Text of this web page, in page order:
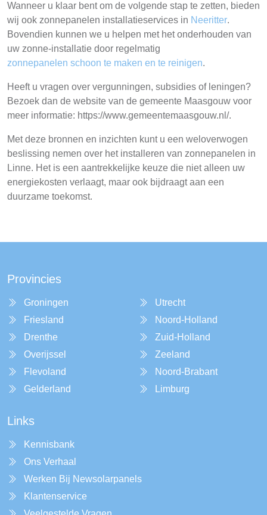
Wanneer u klaar bent om de volgende stap te zetten, bieden
wij ook zonnepanelen installatieservices in Neeritter.
Bovendien kunnen we u helpen met het onderhouden van
uw zonne-installatie door regelmatig
zonnepanelen schoon te maken en te reinigen.
Heeft u vragen over vergunningen, subsidies of leningen?
Bezoek dan de website van de gemeente Maasgouw voor
meer informatie: https://www.gemeentemaasgouw.nl/.
Met deze bronnen en inzichten kunt u een weloverwogen
beslissing nemen over het installeren van zonnepanelen in
Linne. Het is een aantrekkelijke keuze die niet alleen uw
energiekosten verlaagt, maar ook bijdraagt aan een
duurzame toekomst.
Provincies
Groningen
Friesland
Drenthe
Overijssel
Flevoland
Gelderland
Utrecht
Noord-Holland
Zuid-Holland
Zeeland
Noord-Brabant
Limburg
Links
Kennisbank
Ons Verhaal
Werken Bij Newsolarpanels
Klantenservice